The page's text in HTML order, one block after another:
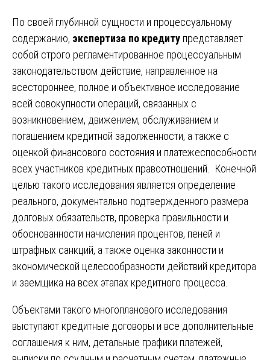
По своей глубинной сущности и процессуальному
содержанию, экспертиза по кредиту представляет
собой строго регламентированное процессуальным
законодательством действие, направленное на
всестороннее, полное и объективное исследование
всей совокупности операций, связанных с
возникновением, движением, обслуживанием и
погашением кредитной задолженности, а также с
оценкой финансового состояния и платежеспособности
всех участников кредитных правоотношений. Конечной
целью такого исследования является определение
реального, документально подтвержденного размера
долговых обязательств, проверка правильности и
обоснованности начисления процентов, пеней и
штрафных санкций, а также оценка законности и
экономической целесообразности действий кредитора
и заемщика на всех этапах кредитного процесса.
Объектами такого многопланового исследования
выступают кредитные договоры и все дополнительные
соглашения к ним, детальные графики платежей,